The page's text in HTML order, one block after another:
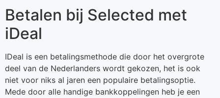
Betalen bij Selected met
iDeal
IDeal is een betalingsmethode die door het overgrote
deel van de Nederlanders wordt gekozen, het is ook
niet voor niks al jaren een populaire betalingsoptie.
Mede door alle handige bankkoppelingen heb je een